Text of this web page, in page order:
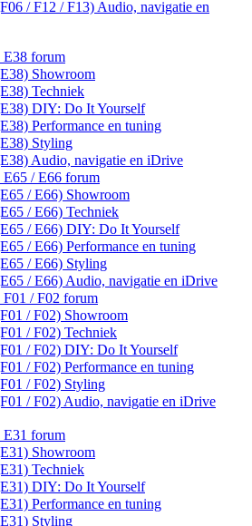
/ F12 / F13) Audio, navigatie en
forum
Showroom
Techniek
DIY: Do It Yourself
Performance en tuning
Styling
Audio, navigatie en iDrive
/ E66 forum
/ E66) Showroom
/ E66) Techniek
/ E66) DIY: Do It Yourself
/ E66) Performance en tuning
/ E66) Styling
/ E66) Audio, navigatie en iDrive
/ F02 forum
/ F02) Showroom
/ F02) Techniek
/ F02) DIY: Do It Yourself
/ F02) Performance en tuning
/ F02) Styling
/ F02) Audio, navigatie en iDrive
forum
Showroom
Techniek
DIY: Do It Yourself
Performance en tuning
Styling